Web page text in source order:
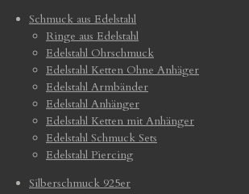
Schmuck aus Edelstahl
Ringe aus Edelstahl
Edelstahl Ohrschmuck
Edelstahl Ketten Ohne Anhäger
Edelstahl Armbänder
Edelstahl Anhänger
Edelstahl Ketten mit Anhänger
Edelstahl Schmuck Sets
Edelstahl Piercing
Silberschmuck 925er